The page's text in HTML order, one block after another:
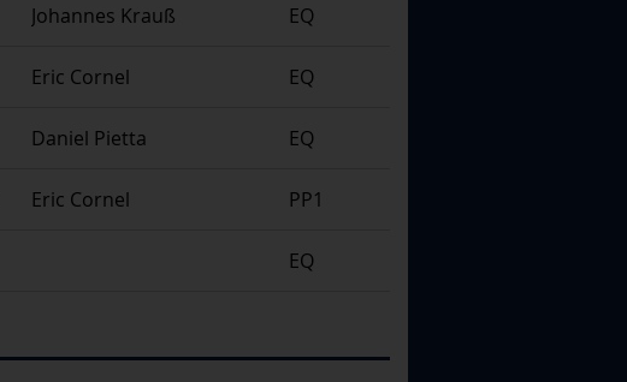
Johannes Krauß EQ
Eric Cornel EQ
Daniel Pietta EQ
Eric Cornel PP1
EQ